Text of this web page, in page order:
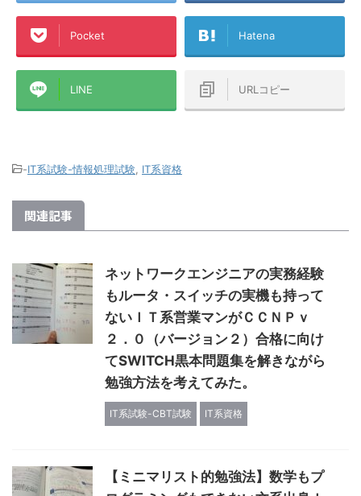
のキャプチ
たいと思い
TV（新宿ケーブル）で、このアパー
トに来てからはauひかり
→WiMAX→WiMAX2+→楽天ひかりテ
ザリング→楽天ひかり（マンションタ
イプ・光配線方式）です ...
ラに分散し
Pocket Hatena
LINE URLコピー
-IT系試験-情報処理試験 IT系資格
関連記事
ネットワークエンジニアの実務経験
もルータ・スイッチの実機も持って
ないＩＴ系営業マンがＣＣＮＰｖ
２．０（バージョン２）合格に向け
てSWITCH黒本問題集を解きながら
勉強方法を考えてみた。
IT系試験-CBT試験 IT系資格
【ミニマリスト的勉強法】数学もプ